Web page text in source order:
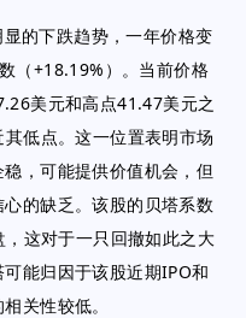
的下跌趋势，一年价格变
（+18.19%）。当前价格
美元和高点41.47美元之
低点。这一位置表明市场
，可能提供价值机会，但
的缺乏。该股的贝塔系数
这对于一只回撤如此之大
能归因于该股近期IPO和
关性较低。